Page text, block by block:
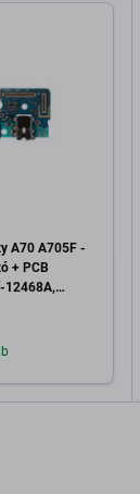
A70 A705F -
+ PCB
12468A,